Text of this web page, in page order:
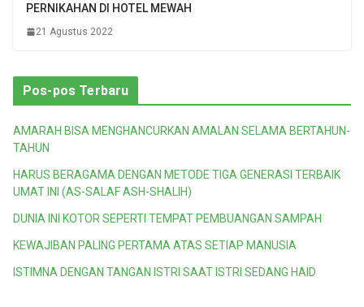
PERNIKAHAN DI HOTEL MEWAH
21 Agustus 2022
Pos-pos Terbaru
AMARAH BISA MENGHANCURKAN AMALAN SELAMA BERTAHUN-
TAHUN
HARUS BERAGAMA DENGAN METODE TIGA GENERASI TERBAIK
UMAT INI (AS-SALAF ASH-SHALIH)
DUNIA INI KOTOR SEPERTI TEMPAT PEMBUANGAN SAMPAH
KEWAJIBAN PALING PERTAMA ATAS SETIAP MANUSIA
ISTIMNA DENGAN TANGAN ISTRI SAAT ISTRI SEDANG HAID